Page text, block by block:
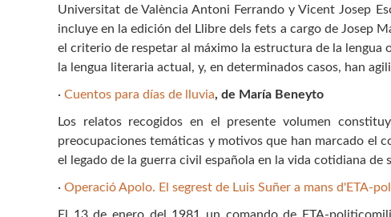
Universitat de València Antoni Ferrando y Vicent Josep
incluye en la edición del Llibre dels fets a cargo de Josep
el criterio de respetar al máximo la estructura de la lengua
la lengua literaria actual, y, en determinados casos, han
· Cuentos para días de lluvia, de María Beneyto
Los relatos recogidos en el presente volumen
preocupaciones temáticas y motivos que han marcado el
el legado de la guerra civil española en la vida cotidiana de
· Operació Apolo. El segrest de Luis Suñer a mans d'ETA-